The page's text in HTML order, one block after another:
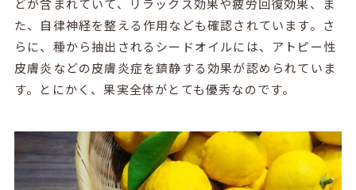
どが含まれていて、リラックス効果や疲労回復効果、ま
た、自律神経を整える作用なども確認されています。さ
らに、種から抽出されるシードオイルには、アトピー性
皮膚炎などの皮膚炎症を鎮静する効果が認められていま
す。とにかく、果実全体がとても優秀なのです。